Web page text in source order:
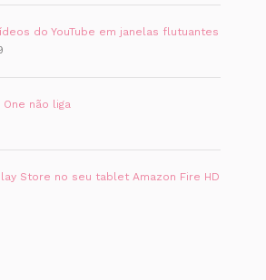
do YouTube em janelas flutuantes
não liga
Store no seu tablet Amazon Fire HD